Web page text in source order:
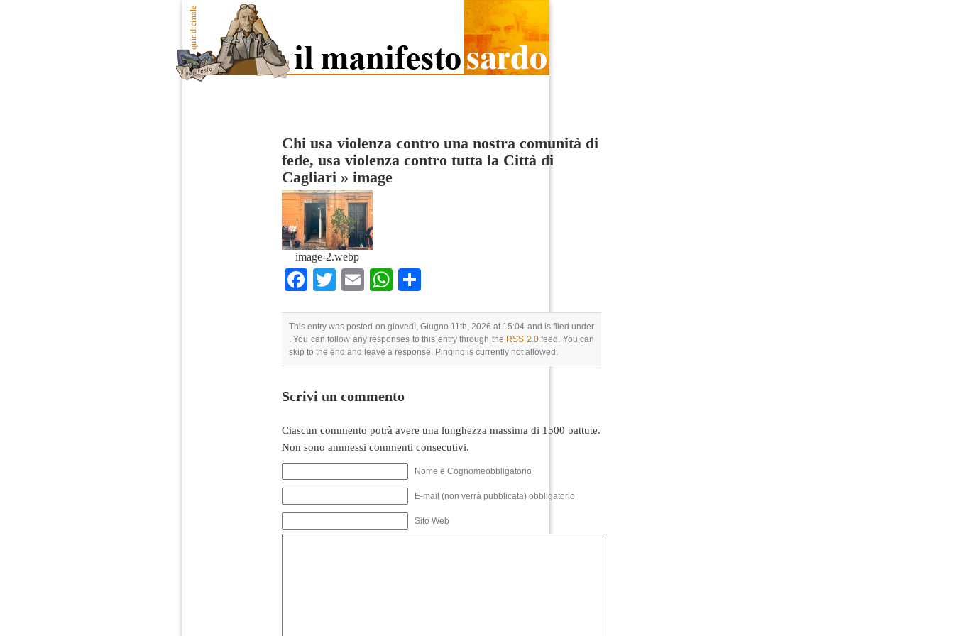
Chi usa violenza contro una nostra comunità di
fede, usa violenza contro tutta la Città di
Cagliari » image
image-2.webp
Facebook
TwitterEmailWhatsApp
This entry was posted on giovedì, Giugno 11th, 2026 at 15:04 and is filed under
. You can follow any responses to this entry through the RSS 2.0feed. You can
skip to the end and leave a response. Pinging is currently not allowed.
Scrivi un commento
Ciascun commento potrà avere una lunghezza massima di 1500 battute.
Non sono ammessi commenti consecutivi.
Nome e Cognomeobbligatorio
E-mail (non verrà pubblicata) obbligatorio
Sito Web